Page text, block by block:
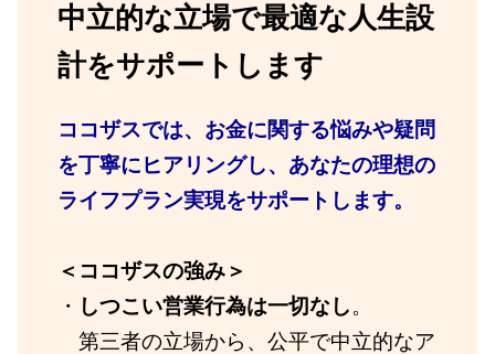
中立的な立場で最適な人生設
計をサポートします
ココザスでは、お金に関する悩みや疑問
を丁寧にヒアリングし、あなたの理想の
ライフプラン実現をサポートします。
＜ココザスの強み＞
・ しつこい営業行為は一切なし。
第三者の立場から、公平で中立的なア